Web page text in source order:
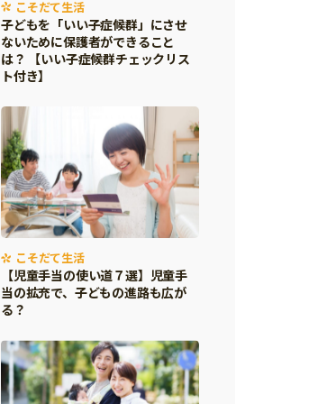
こそだて生活
子どもを「いい子症候群」にさせ
ないために保護者ができること
は？ 【いい子症候群チェックリス
ト付き】
こそだて生活
【児童手当の使い道７選】児童手
当の拡充で、子どもの進路も広が
る？